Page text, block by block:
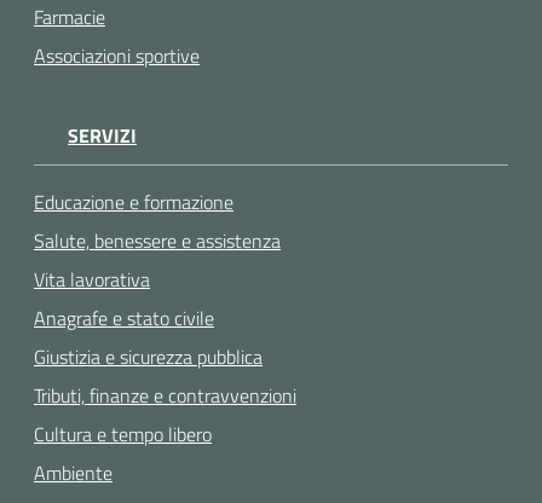
Farmacie
Associazioni sportive
SERVIZI
Educazione e formazione
Salute, benessere e assistenza
Vita lavorativa
Anagrafe e stato civile
Giustizia e sicurezza pubblica
Tributi, finanze e contravvenzioni
Cultura e tempo libero
Ambiente